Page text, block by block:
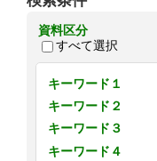
資料区分
すべて選択
キーワード１
キーワード２
キーワード３
キーワード４